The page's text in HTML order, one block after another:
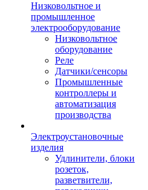
Низковольтное и
промышленное
электрооборудование
Низковольтное
оборудование
Реле
Датчики/сенсоры
Промышленные
контроллеры и
автоматизация
производства
Электроустановочные
изделия
Удлинители, блоки
розеток,
разветвители,